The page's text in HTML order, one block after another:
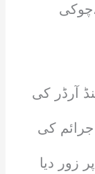
آرڈر کی
کی
زور دیا